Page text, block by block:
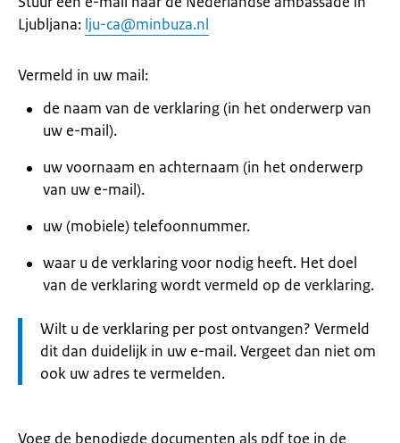
Ljubljana: lju-ca@minbuza.nl
Vermeld in uw mail:
de naam van de verklaring (in het onderwerp van
uw e-mail).
uw voornaam en achternaam (in het onderwerp
van uw e-mail).
uw (mobiele) telefoonnummer.
waar u de verklaring voor nodig heeft. Het doel
van de verklaring wordt vermeld op de verklaring.
Let
op:
Wilt u de verklaring per post ontvangen? Vermeld
dit dan duidelijk in uw e-mail. Vergeet dan niet om
ook uw adres te vermelden.
Voeg de benodigde documenten als pdf toe in de